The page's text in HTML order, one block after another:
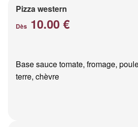
Pizza western
Dès 10.00 €
Base sauce tomate, fromage,
terre, chèvre